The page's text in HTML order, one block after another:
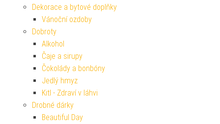
Dekorace a bytové doplňky
Vánoční ozdoby
Dobroty
Alkohol
Čaje a sirupy
Čokolády a bonbóny
Jedlý hmyz
Kitl - Zdraví v láhvi
Drobné dárky
Beautiful Day